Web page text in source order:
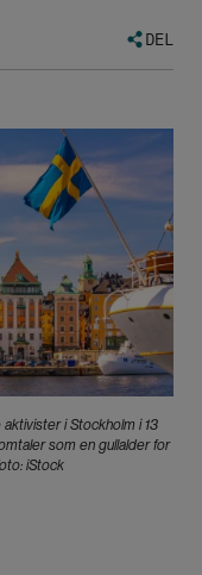
DEL
i Stockholm i 13
som en gullalder for
iStock